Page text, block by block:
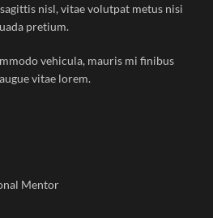
nisl, vitae volutpat metus nisi
pretium.
vehicula, mauris mi finibus
vitae lorem.
Mentor